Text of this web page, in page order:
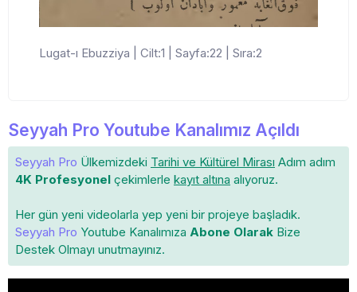
Lugat-ı Ebuzziya | Cilt:1 | Sayfa:22 | Sıra:2
Seyyah Pro Youtube Kanalımız Açıldı
Seyyah Pro Ülkemizdeki Tarihi ve Kültürel Mirası Adım adım
4K Profesyonel çekimlerle kayıt altına alıyoruz.
Her gün yeni videolarla yep yeni bir projeye başladık.
Seyyah Pro Youtube Kanalımıza Abone Olarak Bize
Destek Olmayı unutmayınız.